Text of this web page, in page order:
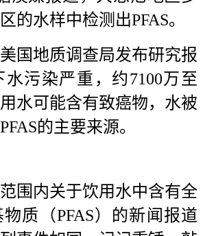
的水样中检测出PFAS。
国地质调查局发布研究报
污染严重，约7100万至
水可能含有致癌物，水被
的主要来源。
围内关于饮用水中含有全
质（PFAS）的新闻报道